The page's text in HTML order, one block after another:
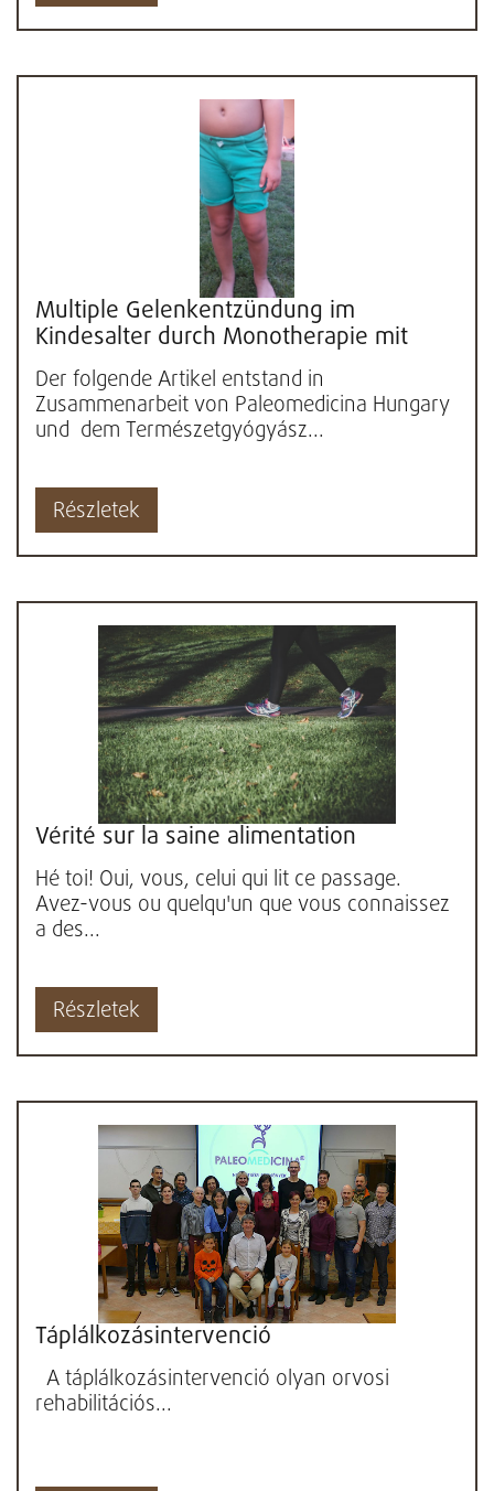
Multiple Gelenkentzündung im
Kindesalter durch Monotherapie mit
paläo-ketogene Diät geheilt - Artikel...
Der folgende Artikel entstand in
Zusammenarbeit von Paleomedicina Hungary
und dem Természetgyógyász...
Részletek
Vérité sur la saine alimentation
Hé toi! Oui, vous, celui qui lit ce passage.
Avez-vous ou quelqu'un que vous connaissez
a des...
Részletek
Táplálkozásintervenció
A táplálkozásintervenció olyan orvosi
rehabilitációs...